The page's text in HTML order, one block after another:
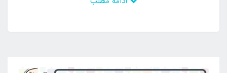
آن را به همراه داشت و از داشتن آن لذت برد. استخر بادی
تواند محبوبیت زیادی را نیز داشته باشد و می توان ساعات